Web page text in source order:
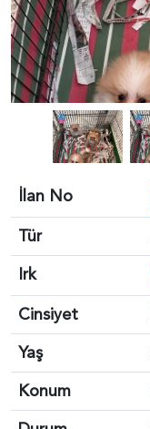
İlan No
Tür
Irk
Cinsiyet
Yaş
Konum